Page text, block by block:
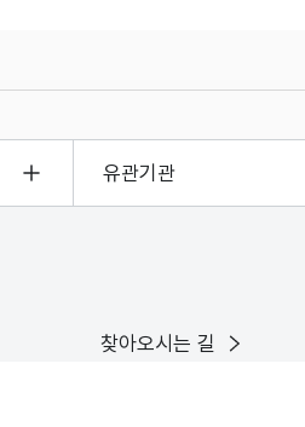
유관기관
찾아오시는 길